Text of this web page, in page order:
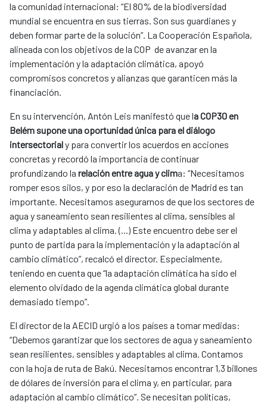
la comunidad internacional: “El 80% de la biodiversidad
mundial se encuentra en sus tierras. Son sus guardianes y
deben formar parte de la solución”. La Cooperación Española,
alineada con los objetivos de la COP de avanzar en la
implementación y la adaptación climática, apoyó
compromisos concretos y alianzas que garanticen más la
financiación.
En su intervención, Antón Leis manifestó que la COP30 en
Belém supone una oportunidad única para el diálogo
intersectorialy para convertir los acuerdos en acciones
concretas y recordó la importancia de continuar
profundizando la relación entre agua y clima: “Necesitamos
romper esos silos, y por eso la declaración de Madrid es tan
importante. Necesitamos asegurarnos de que los sectores de
agua y saneamiento sean resilientes al clima, sensibles al
clima y adaptables al clima. (...) Este encuentro debe ser el
punto de partida para la implementación y la adaptación al
cambio climático”, recalcó el director. Especialmente,
teniendo en cuenta que “la adaptación climática ha sido el
elemento olvidado de la agenda climática global durante
demasiado tiempo”.
El director de la AECID urgió a los países a tomar medidas:
“Debemos garantizar que los sectores de agua y saneamiento
sean resilientes, sensibles y adaptables al clima. Contamos
con la hoja de ruta de Bakú. Necesitamos encontrar 1,3 billones
de dólares de inversión para el clima y, en particular, para
adaptación al cambio climático”. Se necesitan políticas,